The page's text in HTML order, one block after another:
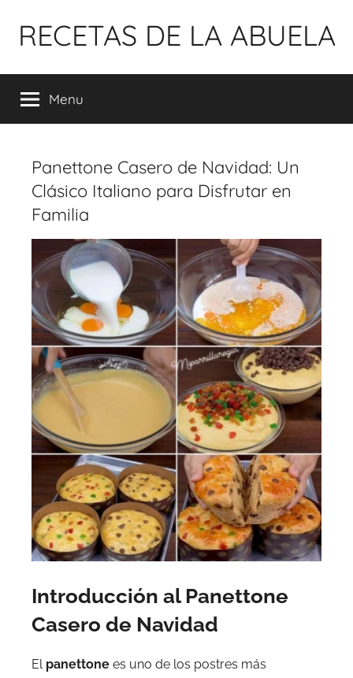
para
conteúdo
RECETAS DE LA ABUELA
Menu
Panettone Casero de Navidad: Un
Clásico Italiano para Disfrutar en
Familia
Introducción al Panettone
Casero de Navidad
El panettone es uno de los postres más